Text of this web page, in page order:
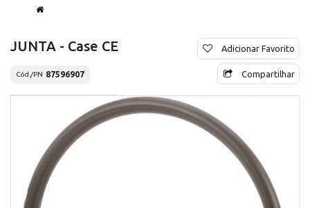
JUNTA - Case CE
Cód./PN 87596907
Adicionar Favorito
Compartilhar